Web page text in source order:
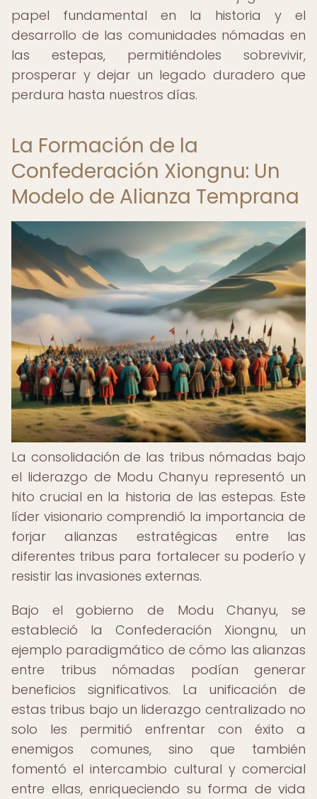
papel fundamental en la historia y el
desarrollo de las comunidades nómadas en
las estepas, permitiéndoles sobrevivir,
prosperar y dejar un legado duradero que
perdura hasta nuestros días.
La Formación de la
Confederación Xiongnu: Un
Modelo de Alianza Temprana
La consolidación de las tribus nómadas bajo
el liderazgo de Modu Chanyu representó un
hito crucial en la historia de las estepas. Este
líder visionario comprendió la importancia de
forjar alianzas estratégicas entre las
diferentes tribus para fortalecer su poderío y
resistir las invasiones externas.
Bajo el gobierno de Modu Chanyu, se
estableció la Confederación Xiongnu, un
ejemplo paradigmático de cómo las alianzas
entre tribus nómadas podían generar
beneficios significativos. La unificación de
estas tribus bajo un liderazgo centralizado no
solo les permitió enfrentar con éxito a
enemigos comunes, sino que también
fomentó el intercambio cultural y comercial
entre ellas, enriqueciendo su forma de vida